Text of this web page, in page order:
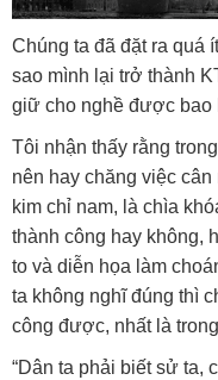
Chúng ta đã đặt ra quá
sao mình lại trở thành
giữ cho nghề được bao
Tôi nhận thấy rằng
nên hay chăng việc
kim chỉ nam, là chìa
thành công hay không,
to và diễn họa làm
ta không nghĩ đúng thì
công được, nhất là
“Dân ta phải biết sử ta,